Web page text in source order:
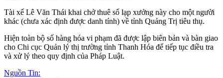
Tài xế Lê Văn Thái khai chở thuê số lạp xưởng này cho một người
khác (chưa xác định được danh tính) về tỉnh Quảng Trị tiêu thụ.
Hiện toàn bộ số hàng hóa vi phạm đã được lập biên bản và bàn giao
cho Chi cục Quản lý thị trường tỉnh Thanh Hóa để tiếp tục điều tra
và xử lý theo quy định của Pháp Luật.
Nguồn Tin: